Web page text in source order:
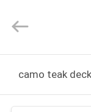
उत्पादों
Co.,Ltd.
Developed
camo teak